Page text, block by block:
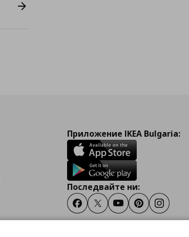
Приложение IKEA Bulgaria:
Последвайте ни:
FacebookTwitterYoutubePinterestInstagram